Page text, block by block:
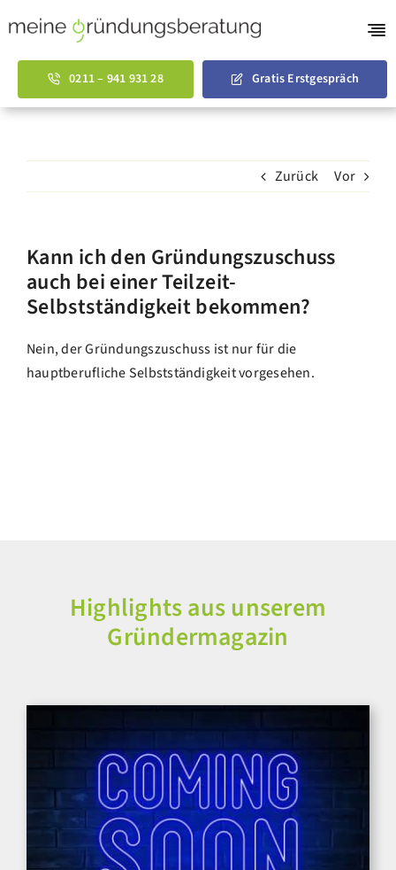
to
content
AVGS Coaching
Businessplan
0211 – 941 931 28 Gratis Erstgespräch
Zurück Vor
Kann ich den Gründungszuschuss
auch bei einer Teilzeit-
Selbstständigkeit bekommen?
Nein, der Gründungszuschuss ist nur für die
hauptberufliche Selbstständigkeit vorgesehen.
Highlights aus unserem
Gründermagazin